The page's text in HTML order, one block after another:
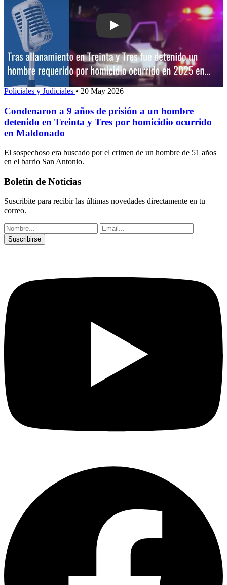
Play: Condenaron a 9 años de prisión
Policiales y Judiciales • 20 May 2026
Condenaron a 9 años de prisión a un hombre
detenido en Treinta y Tres por homicidio ocurrido
en Maldonado
El sospechoso era buscado por el crimen de un hombre de 51 años
en el barrio San Antonio.
Boletín de Noticias
Suscribite para recibir las últimas novedades directamente en tu
correo.
Suscribirse